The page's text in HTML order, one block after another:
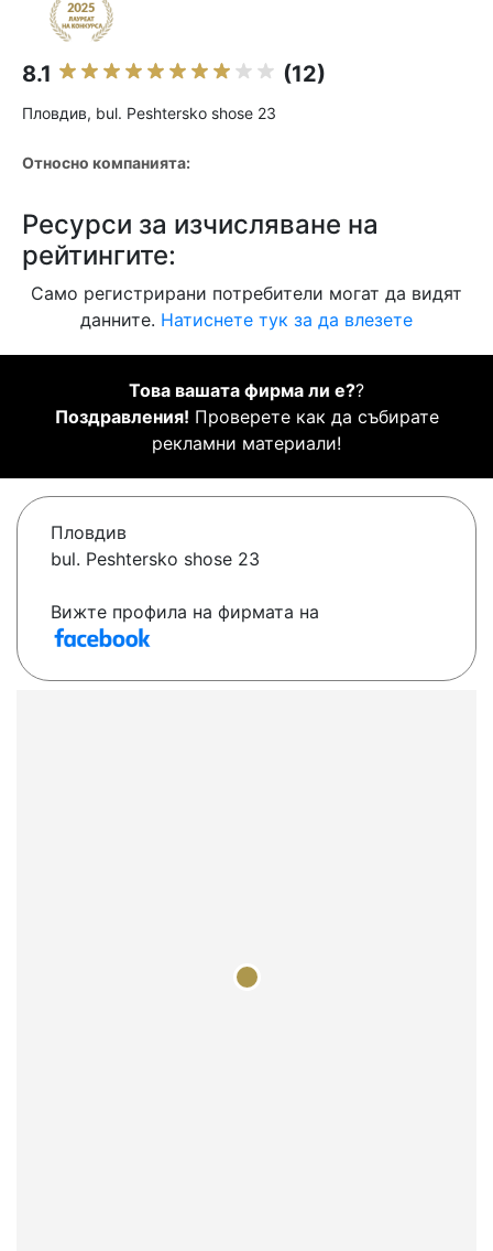
8.1 (12)
Пловдив, bul. Peshtersko shose 23
Относно компанията:
Ресурси за изчисляване на
рейтингите:
Само регистрирани потребители могат да видят
данните. Натиснете тук за да влезете
Това вашата фирма ли е??
Поздравления! Проверете как да събирате
рекламни материали!
Пловдив
bul. Peshtersko shose 23
Вижте профила на фирмата на